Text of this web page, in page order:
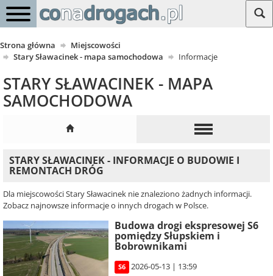
Strona główna
Miejscowości
Stary Sławacinek - mapa samochodowa
Informacje
STARY SŁAWACINEK - MAPA
SAMOCHODOWA
STARY SŁAWACINEK - INFORMACJE O BUDOWIE I
REMONTACH DRÓG
Dla miejscowości Stary Sławacinek nie znaleziono żadnych informacji.
Zobacz najnowsze informacje o innych drogach w Polsce.
Budowa drogi ekspresowej S6
pomiędzy Słupskiem i
Bobrownikami
S6
2026-05-13 | 13:59